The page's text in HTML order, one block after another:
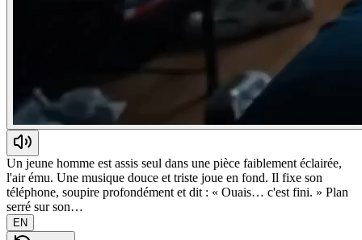
Un jeune homme est assis seul dans une pièce faiblement éclairée,
l'air ému. Une musique douce et triste joue en fond. Il fixe son
téléphone, soupire profondément et dit : « Ouais… c'est fini. » Plan
serré sur son…
EN